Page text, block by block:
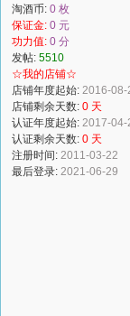
淘酒币: 0 枚
保证金: 0 元
功力值: 0 分
发帖: 5510
☆我的店铺☆
店铺年度起始: 2016-08-
店铺剩余天数: 0 天
认证年度起始: 2017-04-
认证剩余天数: 0 天
注册时间: 2011-03-22
最后登录: 2021-06-29